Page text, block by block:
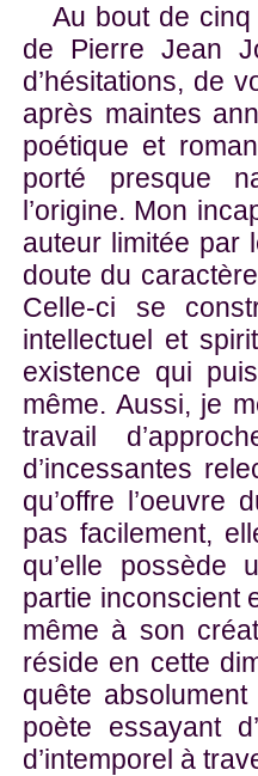
Au bout de
de Pierre Jean
d’hésitations, de
après maintes
poétique et
porté presque
l’origine. Mon
auteur limitée par
doute du
Celle-ci se
intellectuel et
existence qui
même. Aussi, je
travail
d’incessantes
qu’offre l’oeuvre
pas facilement,
qu’elle possède
partie inconscient
même à son
réside en cette
quête
poète essayant
d’intemporel à